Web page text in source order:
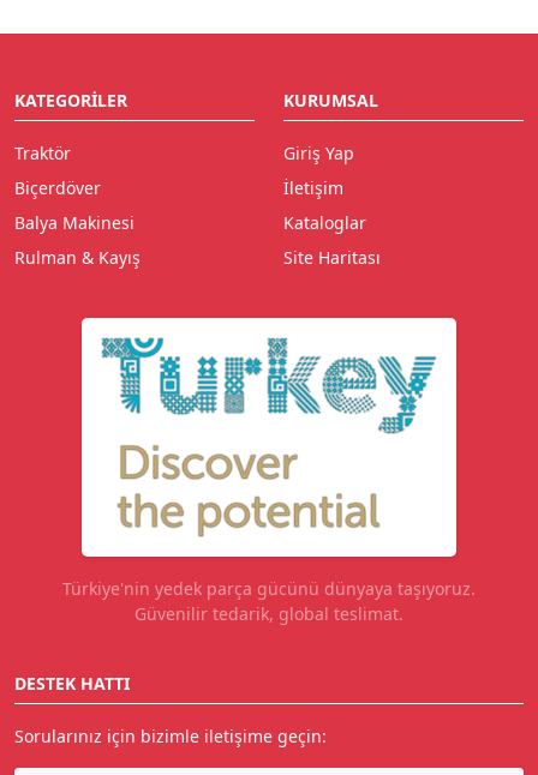
KATEGORILER
Traktör
Biçerdöver
Balya Makinesi
Rulman & Kayış
KURUMSAL
Giriş Yap
İletişim
Kataloglar
Site Haritası
Türkiye'nin yedek parça gücünü dünyaya taşıyoruz.
Güvenilir tedarik, global teslimat.
DESTEK HATTI
Sorularınız için bizimle iletişime geçin: